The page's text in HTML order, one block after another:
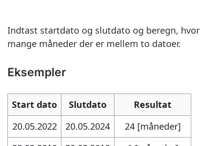
Indtast startdato og slutdato og beregn, hvor
mange måneder der er mellem to datoer.
Eksempler
Start dato Slutdato
Resultat
20.05.2022
20.05.2024
24 [måneder]